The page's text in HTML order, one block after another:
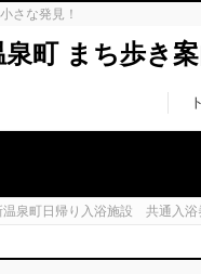
さな発見！
泉町 まち歩き
温泉町日帰り入浴施設 共通入浴